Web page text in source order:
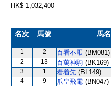
HK$ 1,032,400
名次 馬號 馬名
1 2 百看不厭 (BM081)
2 13 百萬神駒 (BK169)
3 1 着着先 (BL149)
4 9 爪皇飛電 (BN047)